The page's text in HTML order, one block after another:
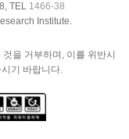
TEL 1466-38
Institute.
을 거부하며, 이를 위반시
기 바랍니다.